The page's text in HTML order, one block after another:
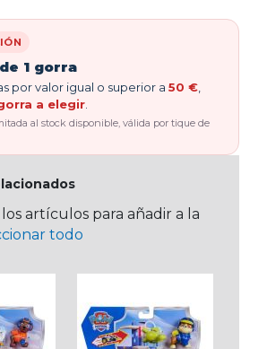
1 gorra
por valor igual o superior a 50 €
a elegir
al stock disponible, válida por tique de
artículos para añadir a la
todo